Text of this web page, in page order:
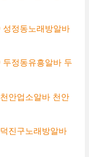
정동노래방알바
정동유흥알바 두
안업소알바 천안
진구노래방알바